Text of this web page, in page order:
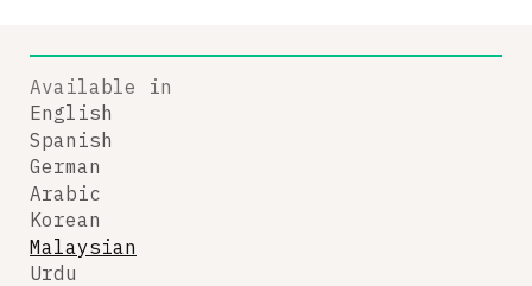
Available in
English
Spanish
German
Arabic
Korean
Malaysian
Urdu